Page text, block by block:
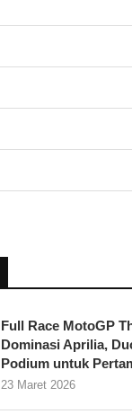
Full Race MotoGP
Dominasi Aprilia,
Podium untuk
23 Maret 2026